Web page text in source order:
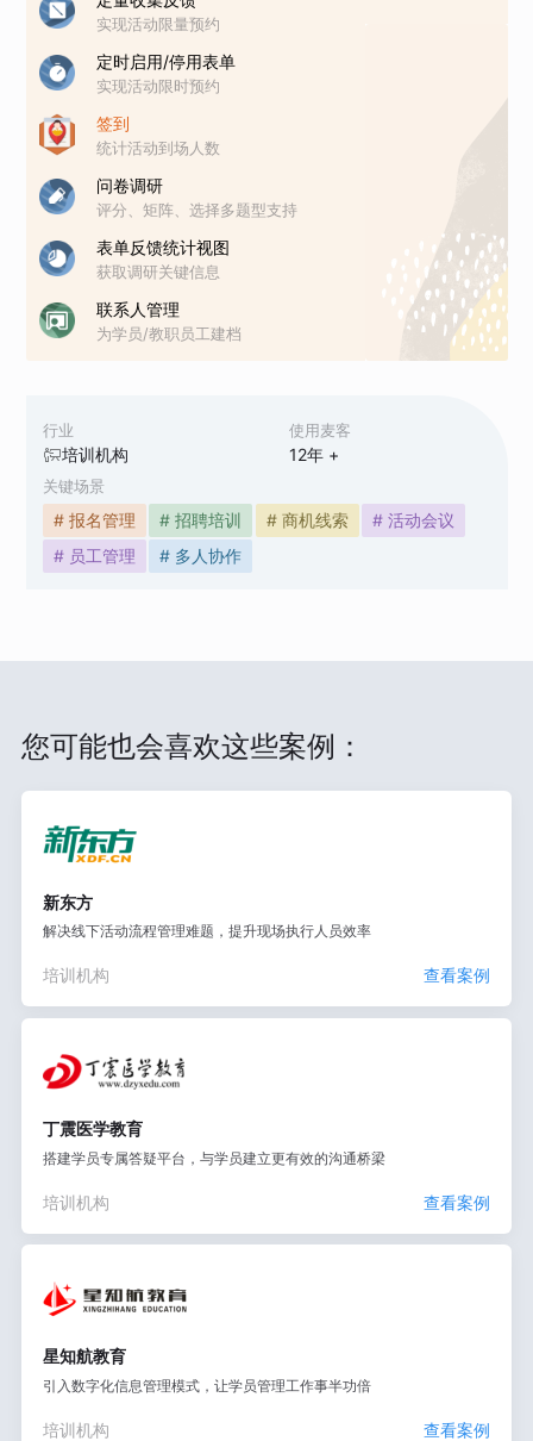
行业
培训机构
使用麦客
12年 +
关键场景
# 报名管理 # 招聘培训 # 商机线索
# 活动会议
# 员工管理
# 多人协作
实现活动限量预约
定时启用/停用表单
实现活动限时预约
签到
统计活动到场人数
问卷调研
评分、矩阵、选择多题型支持
表单反馈统计视图
获取调研关键信息
联系人管理
为学员/教职员工建档
您可能也会喜欢这些案例：
新东方
解决线下活动流程管理难题，提升现场执行人员效率
培训机构 查看案例
丁震医学教育
搭建学员专属答疑平台，与学员建立更有效的沟通桥梁
培训机构 查看案例
星知航教育
引入数字化信息管理模式，让学员管理工作事半功倍
培训机构 查看案例